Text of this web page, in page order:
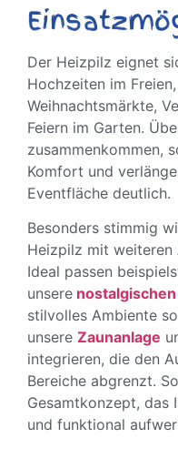
Der Heizpilz eignet
Hochzeiten im
Weihnachtsmärkte,
Feiern im Garten.
zusammenkommen,
Komfort und
Eventfläche deutlich.
Besonders stimmig
Heizpilz mit weiteren
Ideal passen
unsere
stilvolles Ambiente
unsere Zaunanlage
integrieren, die den
Bereiche abgrenzt.
Gesamtkonzept, das
und funktional